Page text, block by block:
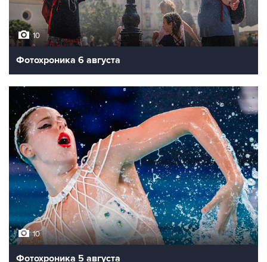
10
Фотохроника 6 августа
10
Фотохроника 5 августа